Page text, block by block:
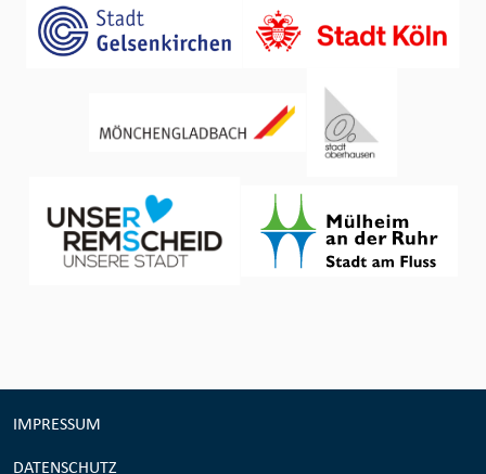
IMPRESSUM
DATENSCHUTZ